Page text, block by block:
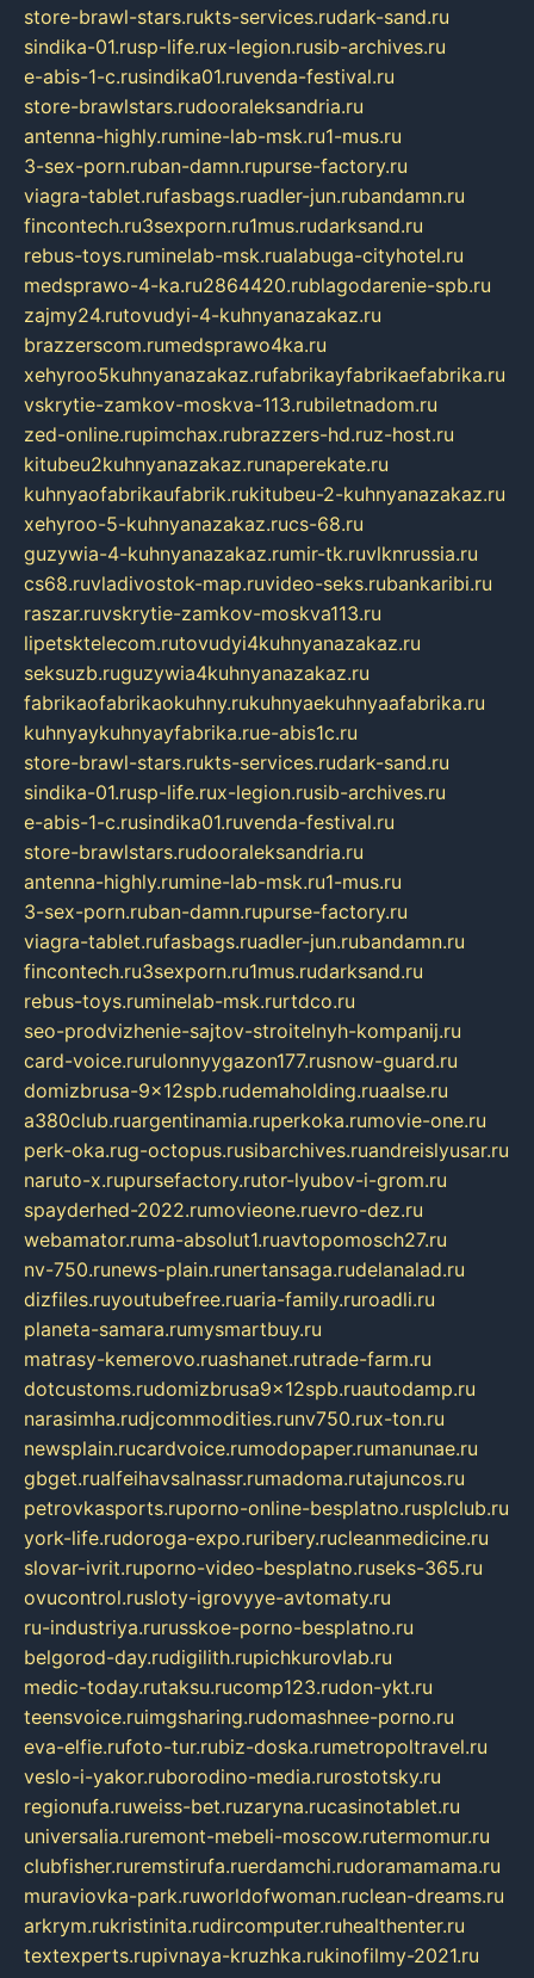
store-brawl-stars.rukts-services.rudark-sand.ru
sindika-01.rusp-life.rux-legion.rusib-archives.ru
e-abis-1-c.rusindika01.ruvenda-festival.ru
store-brawlstars.rudooraleksandria.ru
antenna-highly.rumine-lab-msk.ru1-mus.ru
3-sex-porn.ruban-damn.rupurse-factory.ru
viagra-tablet.rufasbags.ruadler-jun.rubandamn.ru
fincontech.ru3sexporn.ru1mus.rudarksand.ru
rebus-toys.ruminelab-msk.rualabuga-cityhotel.ru
medsprawo-4-ka.ru2864420.rublagodarenie-spb.ru
zajmy24.rutovudyi-4-kuhnyanazakaz.ru
brazzerscom.rumedsprawo4ka.ru
xehyroo5kuhnyanazakaz.rufabrikayfabrikaefabrika.ru
vskrytie-zamkov-moskva-113.rubiletnadom.ru
zed-online.rupimchax.rubrazzers-hd.ruz-host.ru
kitubeu2kuhnyanazakaz.runaperekate.ru
kuhnyaofabrikaufabrik.rukitubeu-2-kuhnyanazakaz.ru
xehyroo-5-kuhnyanazakaz.rucs-68.ru
guzywia-4-kuhnyanazakaz.rumir-tk.ruvlknrussia.ru
cs68.ruvladivostok-map.ruvideo-seks.rubankaribi.ru
raszar.ruvskrytie-zamkov-moskva113.ru
lipetsktelecom.rutovudyi4kuhnyanazakaz.ru
seksuzb.ruguzywia4kuhnyanazakaz.ru
fabrikaofabrikaokuhny.rukuhnyaekuhnyaafabrika.ru
kuhnyaykuhnyayfabrika.rue-abis1c.ru
store-brawl-stars.rukts-services.rudark-sand.ru
sindika-01.rusp-life.rux-legion.rusib-archives.ru
e-abis-1-c.rusindika01.ruvenda-festival.ru
store-brawlstars.rudooraleksandria.ru
antenna-highly.rumine-lab-msk.ru1-mus.ru
3-sex-porn.ruban-damn.rupurse-factory.ru
viagra-tablet.rufasbags.ruadler-jun.rubandamn.ru
fincontech.ru3sexporn.ru1mus.rudarksand.ru
rebus-toys.ruminelab-msk.rurtdco.ru
seo-prodvizhenie-sajtov-stroitelnyh-kompanij.ru
card-voice.rurulonnyygazon177.rusnow-guard.ru
domizbrusa-9x12spb.rudemaholding.ruaalse.ru
a380club.ruargentinamia.ruperkoka.rumovie-one.ru
perk-oka.rug-octopus.rusibarchives.ruandreislyusar.ru
naruto-x.rupursefactory.rutor-lyubov-i-grom.ru
spayderhed-2022.rumovieone.ruevro-dez.ru
webamator.ruma-absolut1.ruavtopomosch27.ru
nv-750.runews-plain.runertansaga.rudelanalad.ru
dizfiles.ruyoutubefree.ruaria-family.ruroadli.ru
planeta-samara.rumysmartbuy.ru
matrasy-kemerovo.ruashanet.rutrade-farm.ru
dotcustoms.rudomizbrusa9x12spb.ruautodamp.ru
narasimha.rudjcommodities.runv750.rux-ton.ru
newsplain.rucardvoice.rumodopaper.rumanunae.ru
gbget.rualfeihavsalnassr.rumadoma.rutajuncos.ru
petrovkasports.ruporno-online-besplatno.rusplclub.ru
york-life.rudoroga-expo.ruribery.rucleanmedicine.ru
slovar-ivrit.ruporno-video-besplatno.ruseks-365.ru
ovucontrol.rusloty-igrovyye-avtomaty.ru
ru-industriya.rurusskoe-porno-besplatno.ru
belgorod-day.rudigilith.rupichkurovlab.ru
medic-today.rutaksu.rucomp123.rudon-ykt.ru
teensvoice.ruimgsharing.rudomashnee-porno.ru
eva-elfie.rufoto-tur.rubiz-doska.rumetropoltravel.ru
veslo-i-yakor.ruborodino-media.rurostotsky.ru
regionufa.ruweiss-bet.ruzaryna.rucasinotablet.ru
universalia.ruremont-mebeli-moscow.rutermomur.ru
clubfisher.ruremstirufa.ruerdamchi.rudoramamama.ru
muraviovka-park.ruworldofwoman.ruclean-dreams.ru
arkrym.rukristinita.rudircomputer.ruhealthenter.ru
textexperts.rupivnaya-kruzhka.rukinofilmy-2021.ru